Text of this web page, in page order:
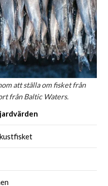
att ställa om fisket från
från Baltic Waters.